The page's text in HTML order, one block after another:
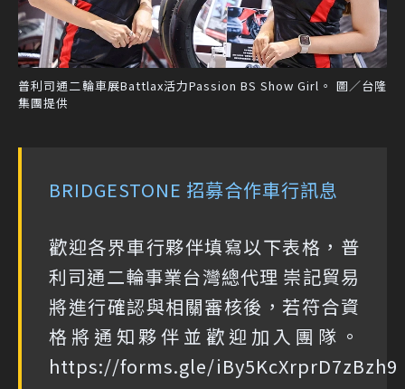
普利司通二輪車展Battlax活力Passion BS Show Girl。 圖／台隆
集團提供
BRIDGESTONE 招募合作車行訊息
歡迎各界車行夥伴填寫以下表格，普
利司通二輪事業台灣總代理 崇記貿易
將進行確認與相關審核後，若符合資
格將通知夥伴並歡迎加入團隊。
https://forms.gle/iBy5KcXrprD7zBzh9